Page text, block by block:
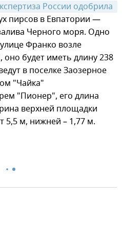
пирсов в Евпатории —
Черного моря. Одно
Франко возле
будет иметь длину 238
в поселке Заозерное
"Чайка"
"Пионер", его длина
верхней площадки
5,5 м, нижней – 1,77 м.